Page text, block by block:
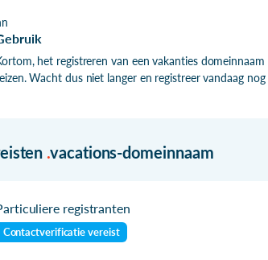
het registreren van een vakanties
Wacht dus niet langer en registreer vandaag
.vacations-domeinnaam
registranten
Contactverificatie vereist